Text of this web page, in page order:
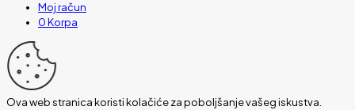
Moj račun
0Korpa
Ova web stranica koristi kolačiće za poboljšanje vašeg iskustva.